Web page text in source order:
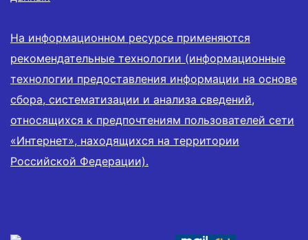
На информационном ресурсе применяются
рекомендательные технологии (информационные
технологии предоставления информации на основе
сбора, систематизации и анализа сведений,
относящихся к предпочтениям пользователей сети
«Интернет», находящихся на территории
Российской Федерации).